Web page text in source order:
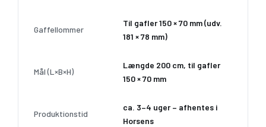
Gaffellommer
Til gafler 150 × 70 mm (udv.
181 × 78 mm)
Mål (L×B×H)
Længde 200 cm, til gafler
150 × 70 mm
Produktionstid
ca. 3–4 uger – afhentes i
Horsens